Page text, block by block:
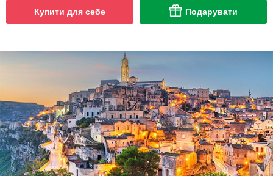
Купити для себе Подарувати